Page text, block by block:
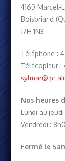
4160 Marcel-
Boisbriand
J7H 1N3
Téléphone :
Télécopieur :
Nos heures
Lundi au
Vendredi :
Fermé le